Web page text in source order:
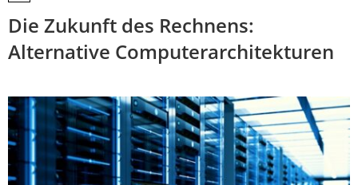
Die Zukunft des Rechnens:
Alternative Computerarchitekturen